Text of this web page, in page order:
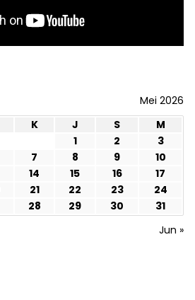
Mei 2026
K J S
M
1
2
3
7 8 9
10
14 15 16
17
21 22 23
24
28 29 30
31
Jun »